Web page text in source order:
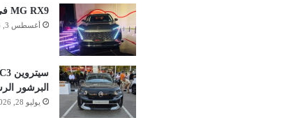
MG RX9 في مصر.. الكتالوج الرسمي
أغسطس 3, 2026
البرشور
يوليو 28, 2026